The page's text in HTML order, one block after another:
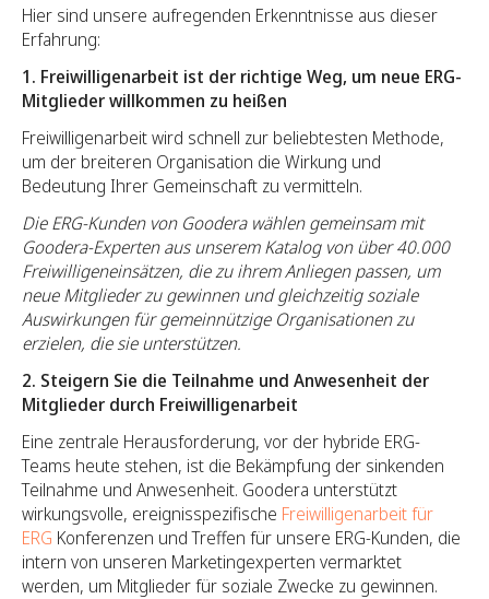
Hier sind unsere aufregenden Erkenntnisse aus dieser
Erfahrung:
1. Freiwilligenarbeit ist der richtige Weg, um neue ERG-
Mitglieder willkommen zu heißen
Freiwilligenarbeit wird schnell zur beliebtesten Methode,
um der breiteren Organisation die Wirkung und
Bedeutung Ihrer Gemeinschaft zu vermitteln.
Die ERG-Kunden von Goodera wählen gemeinsam mit
Goodera-Experten aus unserem Katalog von über 40.000
Freiwilligeneinsätzen, die zu ihrem Anliegen passen, um
neue Mitglieder zu gewinnen und gleichzeitig soziale
Auswirkungen für gemeinnützige Organisationen zu
erzielen, die sie unterstützen.
2. Steigern Sie die Teilnahme und Anwesenheit der
Mitglieder durch Freiwilligenarbeit
Eine zentrale Herausforderung, vor der hybride ERG-
Teams heute stehen, ist die Bekämpfung der sinkenden
Teilnahme und Anwesenheit. Goodera unterstützt
wirkungsvolle, ereignisspezifische Freiwilligenarbeit für
ERG Konferenzen und Treffen für unsere ERG-Kunden, die
intern von unseren Marketingexperten vermarktet
werden, um Mitglieder für soziale Zwecke zu gewinnen.